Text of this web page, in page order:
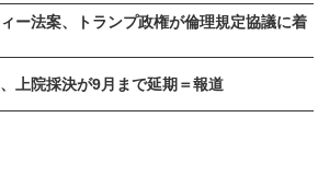
ー法案、トランプ政権が倫理規定協議に着
上院採決が9月まで延期＝報道